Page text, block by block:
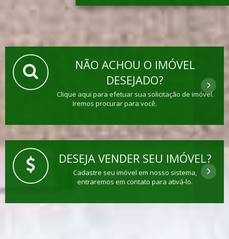
NÃO ACHOU O IMÓVEL
DESEJADO?
Clique aqui para efetuar sua solicitação de imóvel.
Iremos procurar para você.
DESEJA VENDER SEU IMÓVEL?
Cadastre seu imóvel em nosso sistema,
entraremos em contato para ativá-lo.